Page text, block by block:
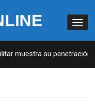
muestra su penetración